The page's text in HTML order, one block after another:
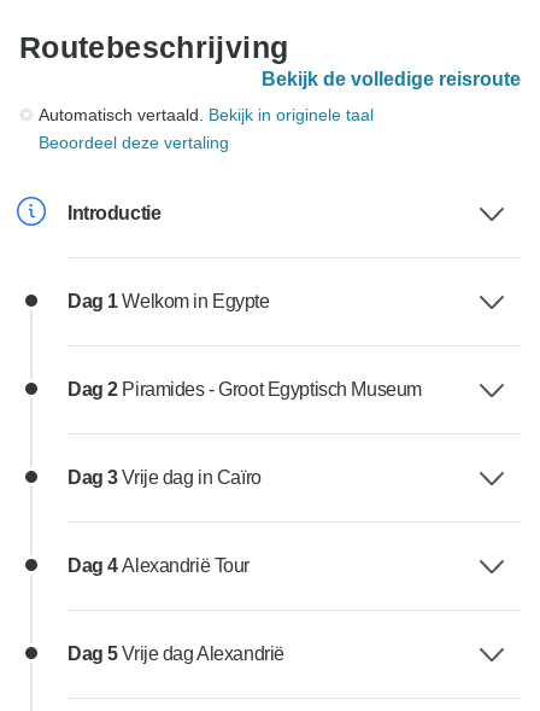
Routebeschrijving
Bekijk de volledige reisroute
Automatisch vertaald. Bekijk in originele taal
Beoordeel deze vertaling
Introductie
Dag 1Welkom in Egypte
Dag 2 Piramides - Groot Egyptisch Museum
Dag 3Vrije dag in Caïro
Dag 4Alexandrië Tour
Dag 5Vrije dag Alexandrië